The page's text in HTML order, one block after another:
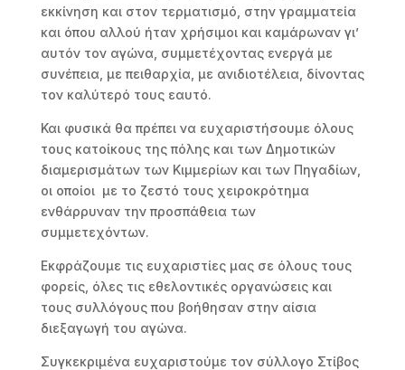
εκκίνηση και στον τερματισμό, στην γραμματεία
και όπου αλλού ήταν χρήσιμοι και καμάρωναν γι’
αυτόν τον αγώνα, συμμετέχοντας ενεργά με
συνέπεια, με πειθαρχία, με ανιδιοτέλεια, δίνοντας
τον καλύτερό τους εαυτό.
Και φυσικά θα πρέπει να ευχαριστήσουμε όλους
τους κατοίκους της πόλης και των Δημοτικών
διαμερισμάτων των Κιμμερίων και των Πηγαδίων,
οι οποίοι με το ζεστό τους χειροκρότημα
ενθάρρυναν την προσπάθεια των
συμμετεχόντων.
Εκφράζουμε τις ευχαριστίες μας σε όλους τους
φορείς, όλες τις εθελοντικές οργανώσεις και
τους συλλόγους που βοήθησαν στην αίσια
διεξαγωγή του αγώνα.
Συγκεκριμένα ευχαριστούμε τον σύλλογο Στίβος